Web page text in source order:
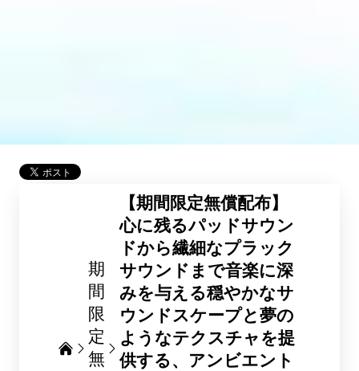
期
間
限
定
無
【期間限定無償配布】
心に残るパッドサウン
ドから繊細なプラック
サウンドまで音楽に深
みを与える穏やかなサ
ウンドスケープと夢の
ようなテクスチャを提
供する、アンビエント